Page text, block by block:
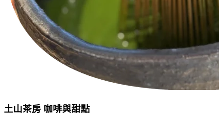
土山茶房 咖啡與甜點